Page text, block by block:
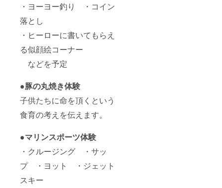
・ヨーヨー釣り ・コイン
落とし
・ヒーローに書いてもらえ
る似顔絵コーナー
などを予定
●豚の丸焼き体験
子供たちに命を頂くという
食育の考えを伝えます。
●マリンスポーツ体験
・クルージング ・サッ
プ ・ヨット ・ジェット
スキー